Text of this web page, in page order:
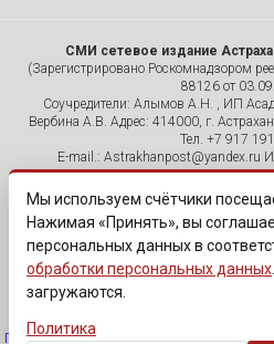
СМИ сетевое издание
(Зарегистрировано Роскомнадзором
88126 от
Соучредители: Алымов А.Н. , ИП
Вербина А.В. Адрес: 414000, г.
Тел. +7 917
E-mail.: Astrakhanpost@yandex.ru
размещенных на страницах
допускается исключительно с
активной гиперссылки на портал
читателей сайта размещаются без
Редакция оставляет за собой
отредактировать, если указанные
«САЙТ ПРЕДНАЗНАЧЕН
Политика обработки персональных
Мы используем счётчики
Нажимая «Принять», вы
персональных данных в
обработки персональных данных
загружаются.
Политика